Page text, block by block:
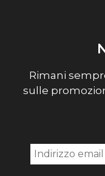
Rimani
sulle